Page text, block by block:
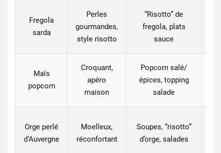
Fregola
sarda
Perles
gourmandes,
style risotto
“Risotto” de
fregola, plats
sauce
Maïs
popcorn
Croquant,
apéro
maison
Popcorn salé/
épices, topping
salade
Orge perlé
d’Auvergne
Moelleux,
réconfortant
Soupes, “risotto”
d’orge, salades